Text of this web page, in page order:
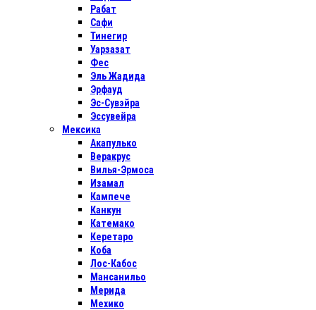
Рабат
Сафи
Тинегир
Уарзазат
Фес
Эль Жадида
Эрфауд
Эс-Сувэйра
Эссувейра
Мексика
Акапулько
Веракрус
Вилья-Эрмоса
Изамал
Кампече
Канкун
Катемако
Керетаро
Коба
Лос-Кабос
Мансанильо
Мерида
Мехико